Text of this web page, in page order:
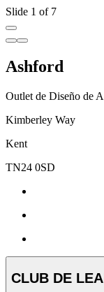
Slide 1 of 7
Ashford
Outlet de Diseño de
Kimberley Way
Kent
TN24 0SD
CLUB DE